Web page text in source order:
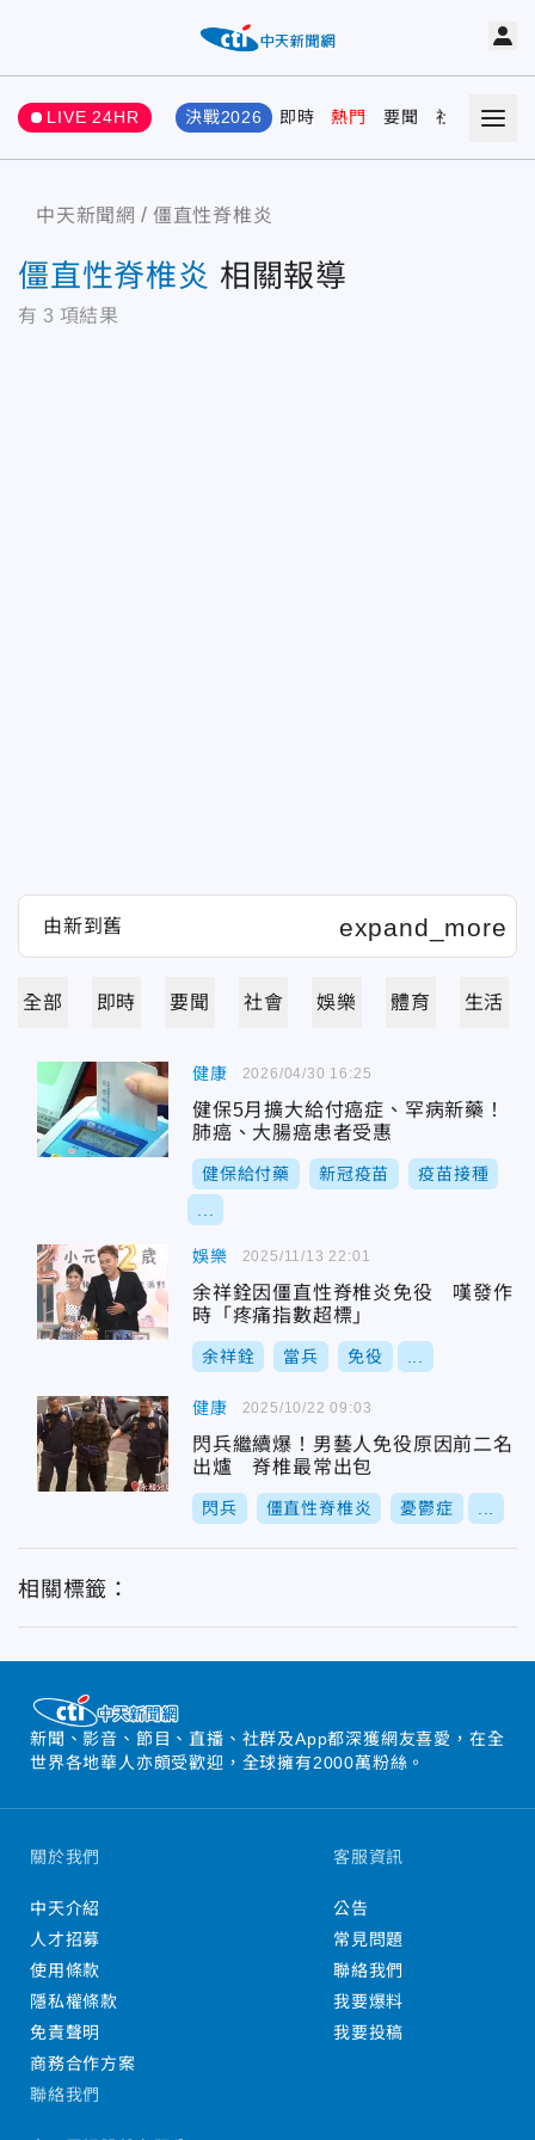
LIVE 24HR 決戰2026 即時 熱門 要聞 社會 娛樂
中天新聞網 僵直性脊椎炎
僵直性脊椎炎 相關報導
有 3 項結果
全部 即時 要聞 社會 娛樂 體育 生活
健康
健保5月擴大給付癌症、罕病新藥！
肺癌、大腸癌患者受惠
健保給付藥 新冠疫苗 疫苗接種
2026/04/30 16:25
娛樂
余祥銓因僵直性脊椎炎免役 嘆發作
時「疼痛指數超標」
余祥銓 當兵 免役
2025/11/13 22:01
健康
閃兵繼續爆！男藝人免役原因前二名
出爐 脊椎最常出包
閃兵 僵直性脊椎炎 憂鬱症
2025/10/22 09:03
相關標籤：
新聞、影音、節目、直播、社群及App都深獲網友喜愛，在全
世界各地華人亦頗受歡迎，全球擁有2000萬粉絲。
關於我們
中天介紹
人才招募
使用條款
隱私權條款
免責聲明
商務合作方案
客服資訊
公告
常見問題
聯絡我們
我要爆料
我要投稿
聯絡我們